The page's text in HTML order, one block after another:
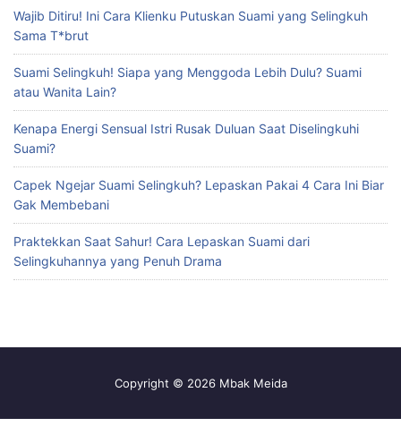
Wajib Ditiru! Ini Cara Klienku Putuskan Suami yang Selingkuh
Sama T*brut
Suami Selingkuh! Siapa yang Menggoda Lebih Dulu? Suami
atau Wanita Lain?
Kenapa Energi Sensual Istri Rusak Duluan Saat Diselingkuhi
Suami?
Capek Ngejar Suami Selingkuh? Lepaskan Pakai 4 Cara Ini Biar
Gak Membebani
Praktekkan Saat Sahur! Cara Lepaskan Suami dari
Selingkuhannya yang Penuh Drama
Copyright © 2026 Mbak Meida